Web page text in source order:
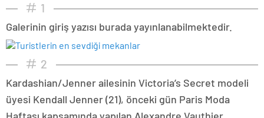
1
Galerinin giriş yazısı burada yayınlanabilmektedir.
2
Kardashian/Jenner ailesinin Victoria’s Secret modeli
üyesi Kendall Jenner (21), önceki gün Paris Moda